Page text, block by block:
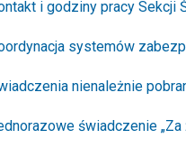
i godziny pracy Sekcji
systemów
nienależnie
świadczenie „Za